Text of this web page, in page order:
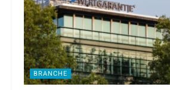
BRANCHE